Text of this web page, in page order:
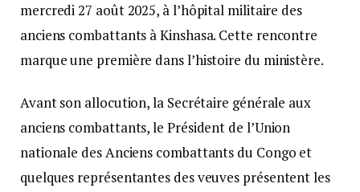
mercredi 27 août 2025, à l’hôpital militaire des
anciens combattants à Kinshasa. Cette rencontre
marque une première dans l’histoire du ministère.
Avant son allocution, la Secrétaire générale aux
anciens combattants, le Président de l’Union
nationale des Anciens combattants du Congo et
quelques représentantes des veuves présentent les